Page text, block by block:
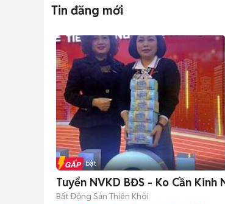
Tin đăng mới
Tin nổi bật
Tuyển NVKD BĐS - Ko Cần
Bất Động Sản Thiên Khôi